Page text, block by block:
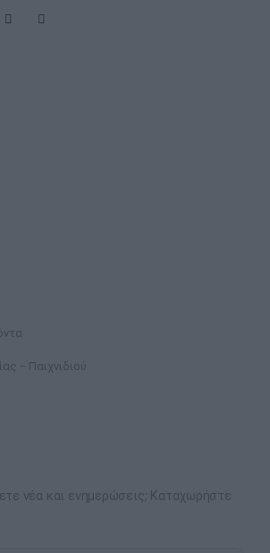
- Παιχνιδιού
νέα και ενημερώσεις; Καταχωρήστε